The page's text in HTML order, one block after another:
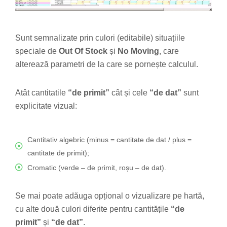
Sunt semnalizate prin culori (editabile) situațiile
speciale de Out Of Stock și No Moving, care
alterează parametri de la care se pornește calculul.
Atât cantitatile “de primit” cât și cele “de dat” sunt
explicitate vizual:
Cantitativ algebric (minus = cantitate de dat / plus =
cantitate de primit);
Cromatic (verde – de primit, roșu – de dat).
Se mai poate adăuga opțional o vizualizare pe hartă,
cu alte două culori diferite pentru cantitățile “de
primit” și “de dat”.